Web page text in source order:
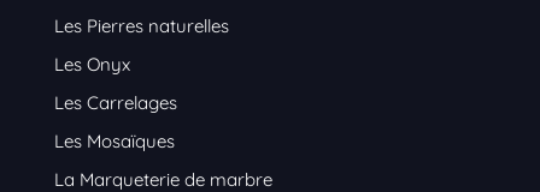
Les Pierres naturelles
Les Onyx
Les Carrelages
Les Mosaïques
La Marqueterie de marbre